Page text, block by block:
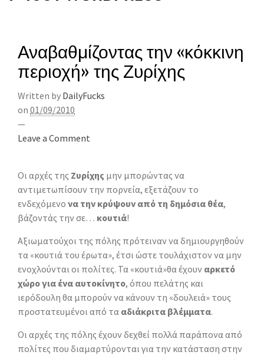
Αναβαθμίζοντας την «κόκκινη
περιοχή» της Ζυρίχης
Written by DailyFucks
on 01/09/2010
—
Leave a Comment
Οι αρχές της Ζυρίχης μην μπορώντας να
αντιμετωπίσουν την πορνεία, εξετάζουν το
ενδεχόμενο να την κρύψουν από τη δημόσια θέα,
βάζοντάς την σε… κουτιά!
Αξιωματούχοι της πόλης πρότειναν να δημιουργηθούν
τα «κουτιά του έρωτα», έτσι ώστε τουλάχιστον να μην
ενοχλούνται οι πολίτες. Τα «κουτιά»θα έχουν αρκετό
χώρο για ένα αυτοκίνητο, όπου πελάτης και
ιερόδουλη θα μπορούν να κάνουν τη «δουλειά» τους
προστατευμένοι από τα αδιάκριτα βλέμματα.
Οι αρχές της πόλης έχουν δεχθεί πολλά παράπονα από
πολίτες που διαμαρτύρονται για την κατάσταση στην